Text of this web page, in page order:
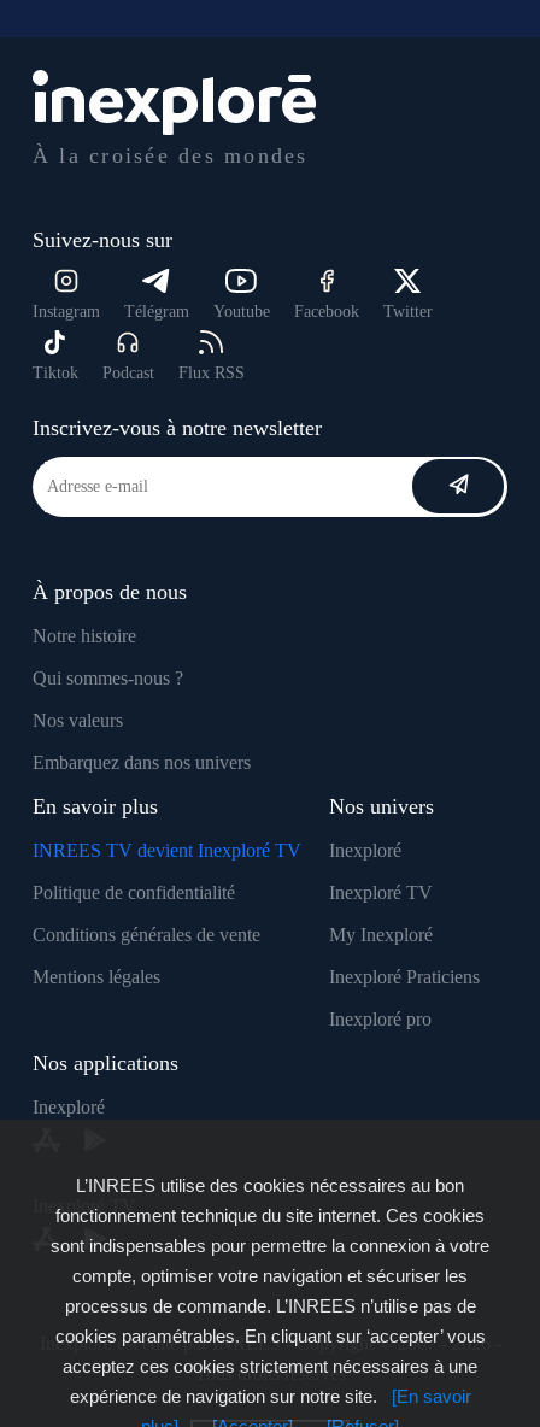
À la croisée des mondes
Suivez-nous sur
Instagram Télégram Youtube Facebook Twitter
Tiktok Podcast Flux RSS
Inscrivez-vous à notre newsletter
À propos de nous
Notre histoire
Qui sommes-nous ?
Nos valeurs
Embarquez dans nos univers
En savoir plus
INREES TV devient Inexploré TV
Politique de confidentialité
Conditions générales de vente
Mentions légales
Nos univers
Inexploré
Inexploré TV
My Inexploré
Inexploré Praticiens
Inexploré pro
Nos applications
Inexploré
Inexploré TV
Inexploré est édité par INREES - Copyright © 2007 - 2026 -
Tous droits réservés
L’INREES utilise des cookies nécessaires au bon
fonctionnement technique du site internet. Ces cookies
sont indispensables pour permettre la connexion à votre
compte, optimiser votre navigation et sécuriser les
processus de commande. L’INREES n’utilise pas de
cookies paramétrables. En cliquant sur ‘accepter’ vous
acceptez ces cookies strictement nécessaires à une
expérience de navigation sur notre site.
[En savoir